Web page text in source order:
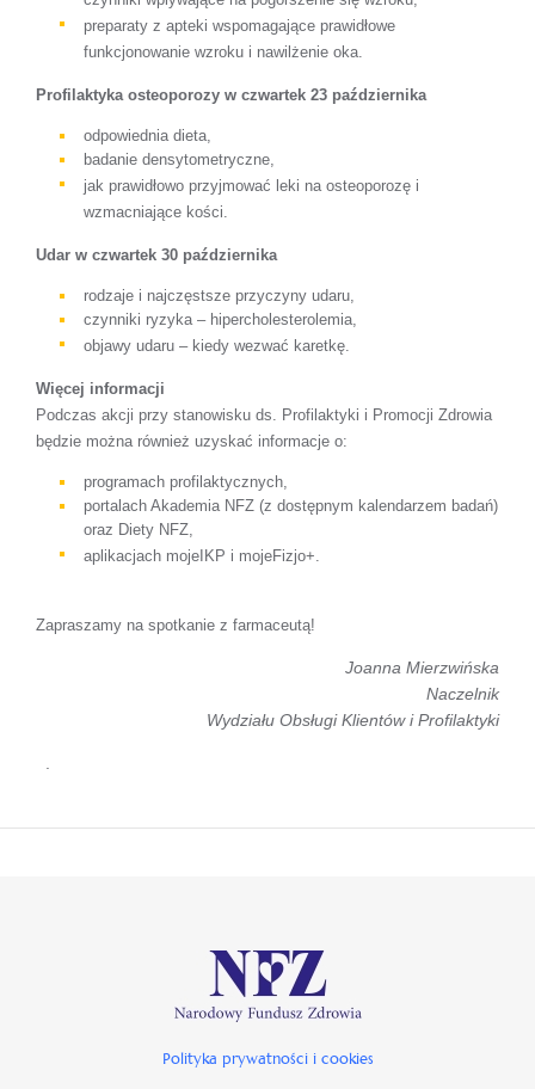
preparaty z apteki wspomagające prawidłowe
funkcjonowanie wzroku i nawilżenie oka.
Profilaktyka osteoporozy w czwartek 23 października
odpowiednia dieta,
badanie densytometryczne,
jak prawidłowo przyjmować leki na osteoporozę i
wzmacniające kości.
Udar w czwartek 30 października
rodzaje i najczęstsze przyczyny udaru,
czynniki ryzyka – hipercholesterolemia,
objawy udaru – kiedy wezwać karetkę.
Więcej informacji
Podczas akcji przy stanowisku ds. Profilaktyki i Promocji Zdrowia
będzie można również uzyskać informacje o:
programach profilaktycznych,
portalach Akademia NFZ (z dostępnym kalendarzem badań)
oraz Diety NFZ,
aplikacjach mojeIKP i mojeFizjo+.
Zapraszamy na spotkanie z farmaceutą!
Joanna Mierzwińska
Naczelnik
Wydziału Obsługi Klientów i Profilaktyki
Polityka prywatności i cookies